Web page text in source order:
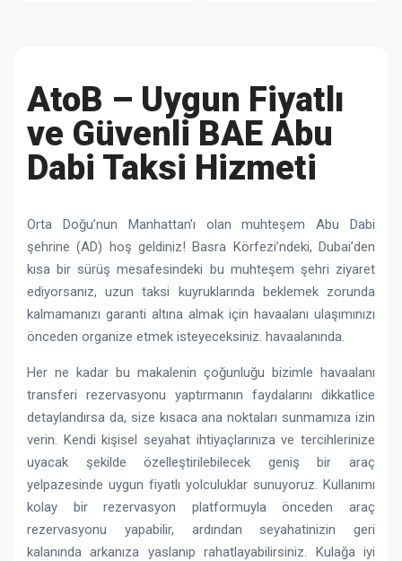
AtoB – Uygun Fiyatlı
ve Güvenli BAE Abu
Dabi Taksi Hizmeti
Orta Doğu’nun Manhattan’ı olan muhteşem Abu Dabi
şehrine (AD) hoş geldiniz! Basra Körfezi’ndeki, Dubai’den
kısa bir sürüş mesafesindeki bu muhteşem şehri ziyaret
ediyorsanız, uzun taksi kuyruklarında beklemek zorunda
kalmamanızı garanti altına almak için havaalanı ulaşımınızı
önceden organize etmek isteyeceksiniz. havaalanında.
Her ne kadar bu makalenin çoğunluğu bizimle havaalanı
transferi rezervasyonu yaptırmanın faydalarını dikkatlice
detaylandırsa da, size kısaca ana noktaları sunmamıza izin
verin. Kendi kişisel seyahat ihtiyaçlarınıza ve tercihlerinize
uyacak şekilde özelleştirilebilecek geniş bir araç
yelpazesinde uygun fiyatlı yolculuklar sunuyoruz. Kullanımı
kolay bir rezervasyon platformuyla önceden araç
rezervasyonu yapabilir, ardından seyahatinizin geri
kalanında arkanıza yaslanıp rahatlayabilirsiniz. Kulağa iyi